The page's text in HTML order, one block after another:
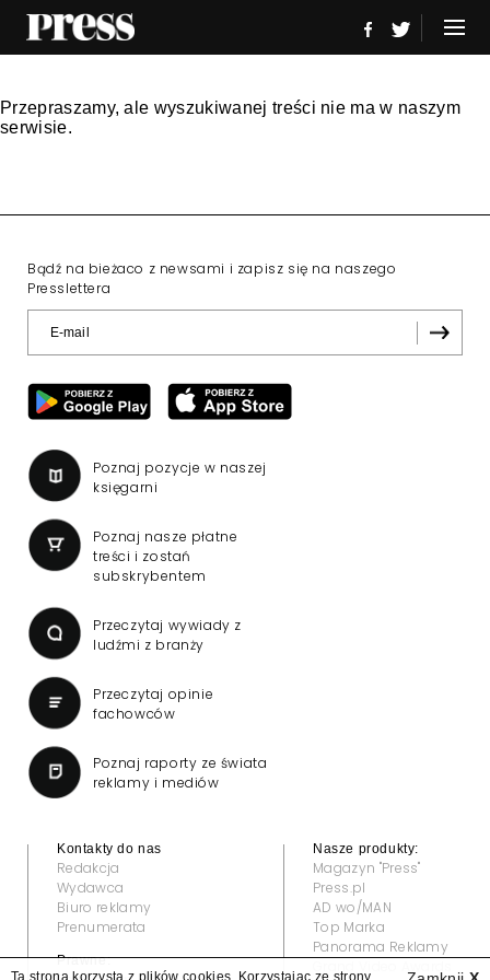
Przepraszamy, ale wyszukiwanej treści nie ma w naszym
serwisie.
Bądź na bieżaco z newsami i zapisz się na naszego
Presslettera
Poznaj pozycje w naszej
księgarni
Poznaj nasze płatne
treści i zostań
subskrybentem
Przeczytaj wywiady z
ludźmi z branży
Przeczytaj opinie
fachowców
Poznaj raporty ze świata
reklamy i mediów
Kontakty do nas
Redakcja
Wydawca
Biuro reklamy
Prenumerata
Prawne:
Nasze produkty:
Magazyn "Press"
Press.pl
AD wo/MAN
Top Marka
Panorama Reklamy
Ta strona korzysta z plików cookies. Korzystając ze strony